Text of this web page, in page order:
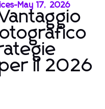
-May 17, 2026
il 2026